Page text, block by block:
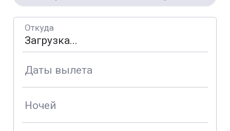
Откуда
Даты вылета
Ночей